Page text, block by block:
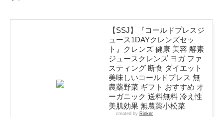
【SSJ】『コールドプレスジ
ュース1DAYクレンズセッ
ト』クレンズ 健康 美容 酵素
ジュースクレンズ ヨガ ファ
スティング 断食 ダイエット
美味しいコールドプレス 無
農薬野菜 ギフト おすすめ オ
ーガニック 送料無料 冷え性
美肌効果 無農薬小松菜
created by Rinker